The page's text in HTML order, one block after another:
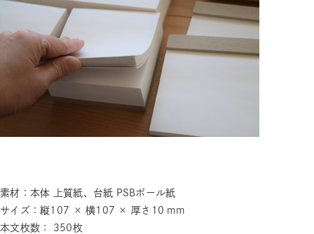
素材：本体 上質紙、台紙 PSBボール紙
サイズ：縦107 × 横107 × 厚さ10 mm
本文枚数： 350枚